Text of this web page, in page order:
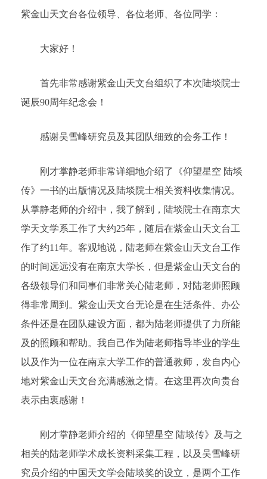
紫金山天文台各位领导、各位老师、各位同学：
大家好！
首先非常感谢紫金山天文台组织了本次陆埮院士
诞辰90周年纪念会！
感谢吴雪峰研究员及其团队细致的会务工作！
刚才掌静老师非常详细地介绍了《仰望星空 陆埮
传》一书的出版情况及陆埮院士相关资料收集情况。
从掌静老师的介绍中，我了解到，陆埮院士在南京大
学天文学系工作了大约25年，随后在紫金山天文台工
作了约11年。客观地说，陆老师在紫金山天文台工作
的时间远远没有在南京大学长，但是紫金山天文台的
各级领导们和同事们非常关心陆老师，对陆老师照顾
得非常周到。紫金山天文台无论是在生活条件、办公
条件还是在团队建设方面，都为陆老师提供了力所能
及的照顾和帮助。我自己作为陆老师指导毕业的学生
以及作为一位在南京大学工作的普通教师，发自内心
地对紫金山天文台充满感激之情。在这里再次向贵台
表示由衷感谢！
刚才掌静老师介绍的《仰望星空 陆埮传》及与之
相关的陆老师学术成长资料采集工程，以及吴雪峰研
究员介绍的中国天文学会陆埮奖的设立，是两个工作